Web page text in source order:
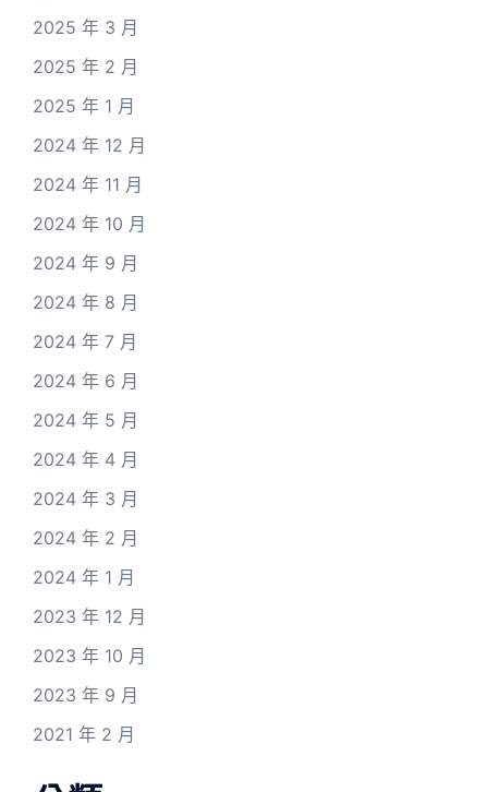
2025 年 3 月
2025 年 2 月
2025 年 1 月
2024 年 12 月
2024 年 11 月
2024 年 10 月
2024 年 9 月
2024 年 8 月
2024 年 7 月
2024 年 6 月
2024 年 5 月
2024 年 4 月
2024 年 3 月
2024 年 2 月
2024 年 1 月
2023 年 12 月
2023 年 10 月
2023 年 9 月
2021 年 2 月